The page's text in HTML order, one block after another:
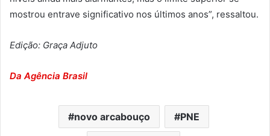
mostrou entrave significativo nos últimos anos”, ressaltou.
Edição: Graça Adjuto
Da Agência Brasil
novo arcabouço PNE